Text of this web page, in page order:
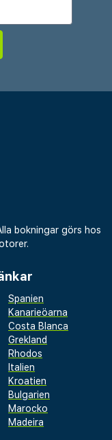
bokningar görs hos
Spanien
Kanarieöarna
Costa Blanca
Grekland
Rhodos
Italien
Kroatien
Bulgarien
Marocko
Madeira